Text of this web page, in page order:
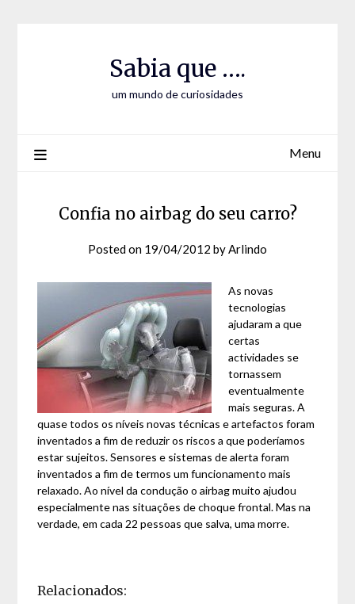
Sabia que ….
um mundo de curiosidades
Menu
Confia no airbag do seu carro?
Posted on 19/04/2012 byArlindo
As novas
tecnologias
ajudaram a que
certas
actividades se
tornassem
eventualmente
mais seguras. A
quase todos os níveis novas técnicas e artefactos foram
inventados a fim de reduzir os riscos a que poderíamos
estar sujeitos. Sensores e sistemas de alerta foram
inventados a fim de termos um funcionamento mais
relaxado. Ao nível da condução o airbag muito ajudou
especialmente nas situações de choque frontal. Mas na
verdade, em cada 22 pessoas que salva, uma morre.
Relacionados: